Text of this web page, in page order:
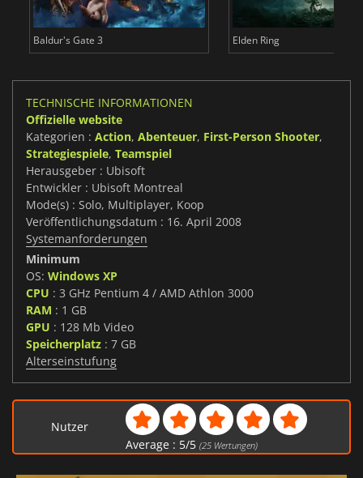
Baldur's Gate 3 Elden Ring
TECHNISCHE INFORMATIONEN
Offizielle website
Kategorien : Action, Abenteuer, First-Person Shooter,
Strategiespiele, Teamspiel
Herausgeber : Ubisoft
Entwickler : Ubisoft Montreal
Mode(s) : Solo, Multiplayer, Koop
Veröffentlichungsdatum : 16. April 2008
Systemanforderungen
Minimum
OS: Windows XP
CPU : 3 GHz Pentium 4 / AMD Athlon 3000
RAM : 1 GB
GPU : 128 Mb Video
Speicherplatz : 7 GB
Alterseinstufung
Nutzer
Average : 5/5 (25Wertungen)